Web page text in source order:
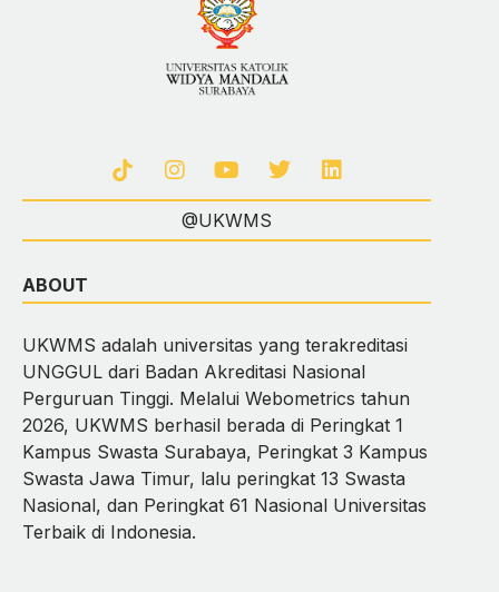
@UKWMS
ABOUT
UKWMS adalah universitas yang terakreditasi
UNGGUL dari Badan Akreditasi Nasional
Perguruan Tinggi. Melalui Webometrics tahun
2026, UKWMS berhasil berada di Peringkat 1
Kampus Swasta Surabaya, Peringkat 3 Kampus
Swasta Jawa Timur, lalu peringkat 13 Swasta
Nasional, dan Peringkat 61 Nasional Universitas
Terbaik di Indonesia.